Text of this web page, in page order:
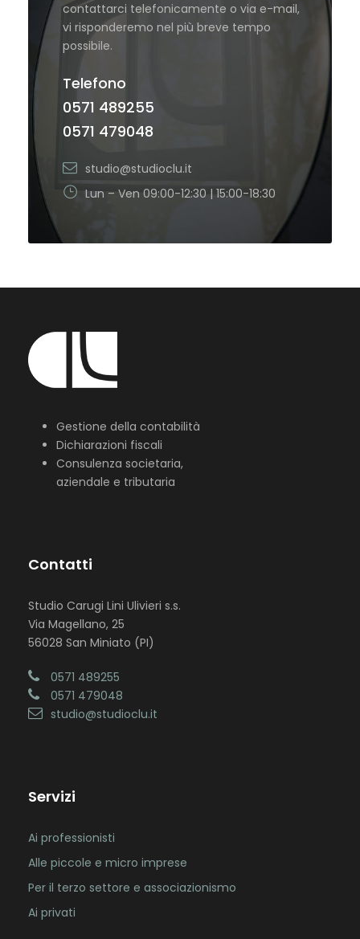
contattarci telefonicamente o via e-mail,
vi risponderemo nel più breve tempo
possibile.
Telefono
0571 489255
0571 479048
studio@studioclu.it
Lun – Ven 09:00-12:30 | 15:00-18:30
Gestione della contabilità
Dichiarazioni fiscali
Consulenza societaria,
aziendale e tributaria
Contatti
Studio Carugi Lini Ulivieri s.s.
Via Magellano, 25
56028 San Miniato (PI)
0571 489255
0571 479048
studio@studioclu.it
Servizi
Ai professionisti
Alle piccole e micro imprese
Per il terzo settore e associazionismo
Ai privati